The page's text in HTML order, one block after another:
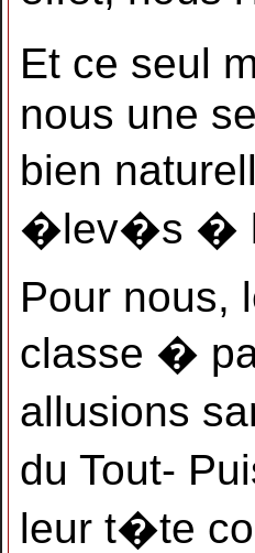
Et ce seul
nous une
bien
�lev�s �
Pour nous,
classe �
allusions
du Tout-
leur t�te